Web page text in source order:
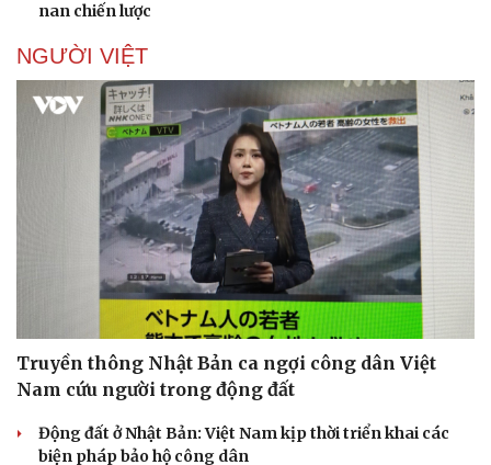
nan chiến lược
NGƯỜI VIỆT
Truyền thông Nhật Bản ca ngợi công dân Việt
Nam cứu người trong động đất
Động đất ở Nhật Bản: Việt Nam kịp thời triển khai các
biện pháp bảo hộ công dân